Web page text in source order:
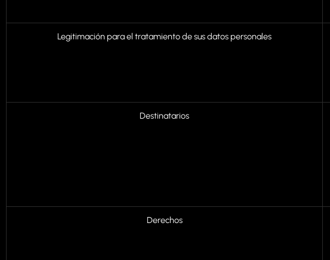
Legitimación para el tratamiento de sus datos personales
Destinatarios
Derechos